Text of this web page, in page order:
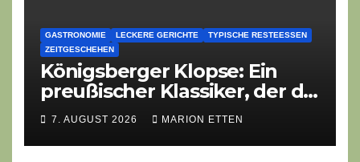
GASTRONOMIE LECKERE GERICHTE
TYPISCHE RESTEESSEN
ZEITGESCHEHEN
Königsberger Klopse: Ein
preußischer Klassiker, der die
Zeiten überdauert
7. AUGUST 2026 MARION ETTEN